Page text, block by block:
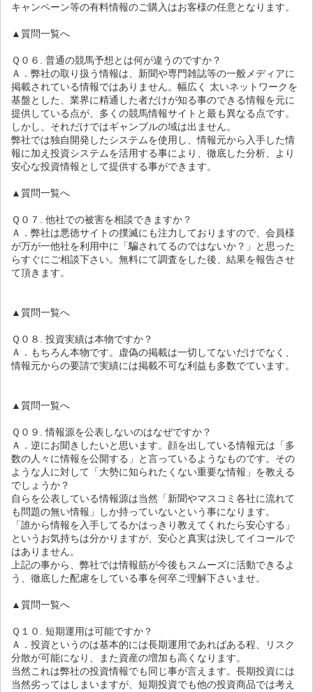
キャンペーン等の有料情報のご購入はお客様の任意となります。
▲質問一覧へ
Ｑ０６. 普通の競馬予想とは何が違うのですか？
Ａ．弊社の取り扱う情報は、新聞や専門雑誌等の一般メディアに
掲載されている情報ではありません。幅広く 太いネットワークを
基盤とした、業界に精通した者だけが知る事のできる情報を元に
提供している点が、多くの競馬情報サイトと最も異なる点です。
しかし、それだけではギャンブルの域は出ません。
弊社では独自開発したシステムを使用し、情報元から入手した情
報に加え投資システムを活用する事により、徹底した分析、より
安心な投資情報として提供する事ができます。
▲質問一覧へ
Ｑ０７. 他社での被害を相談できますか？
Ａ．弊社は悪徳サイトの撲滅にも注力しておりますので、会員様
が万が一他社を利用中に「騙されてるのではないか？」と思った
らすぐにご相談下さい。無料にて調査をした後、結果を報告させ
て頂きます。
▲質問一覧へ
Ｑ０８. 投資実績は本物ですか？
Ａ．もちろん本物です。虚偽の掲載は一切してないだけでなく、
情報元からの要請で実績には掲載不可な利益も多数でています。
▲質問一覧へ
Ｑ０９. 情報源を公表しないのはなぜですか？
Ａ．逆にお聞きしたいと思います。顔を出している情報元は「多
数の人々に情報を公開する」と言っているようなものです。その
ような人に対して「大勢に知られたくない重要な情報」を教える
でしょうか？
自らを公表している情報源は当然「新聞やマスコミ各社に流れて
も問題の無い情報」しか持っていないという事になります。
「誰から情報を入手してるかはっきり教えてくれたら安心する」
というお気持ちは分かりますが、安心と真実は決してイコールで
はありません。
上記の事から、弊社では情報筋が今後もスムーズに活動できるよ
う、徹底した配慮をしている事を何卒ご理解下さいませ。
▲質問一覧へ
Ｑ１０. 短期運用は可能ですか？
Ａ．投資というのは基本的には長期運用であればある程、リスク
分散が可能になり、また資産の増加も高くなります。
当然これは弊社の投資情報でも同じ事が言えます。長期投資には
当然劣ってはしまいますが、短期投資でも他の投資商品では考え